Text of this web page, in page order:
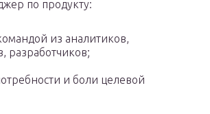
по продукту:
из аналитиков,
разработчиков;
и боли целевой